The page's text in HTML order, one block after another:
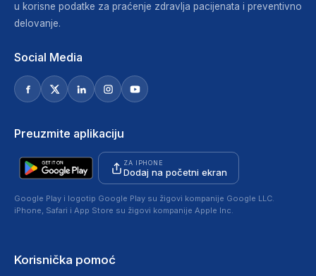
u korisne podatke za praćenje zdravlja pacijenata i preventivno
delovanje.
Social Media
Preuzmite aplikaciju
ZA IPHONE
Dodaj na početni ekran
Google Play i logotip Google Play su žigovi kompanije Google LLC.
iPhone, Safari i App Store su žigovi kompanije Apple Inc.
Korisnička pomoć